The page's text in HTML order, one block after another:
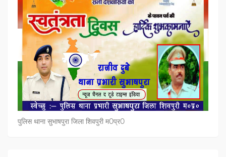
पुलिस थाना सुभाषपुरा जिला शिवपुरी म0प्र0